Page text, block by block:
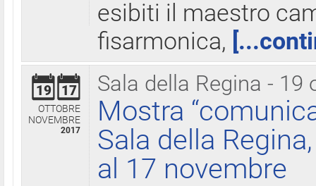
esibiti il maestro
fisarmonica,
Sala della Regina - 19
19 17
OTTOBRE
NOVEMBRE
2017
Mostra
Sala della
al 17 novembre